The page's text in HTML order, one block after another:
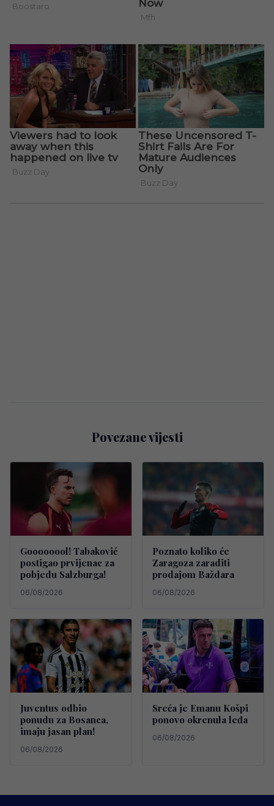
Povezane vijesti
Goooooool! Tabaković
postigao prvijenac za
pobjedu Salzburga!
06/08/2026
Poznato koliko će
Zaragoza zaraditi
prodajom Baždara
06/08/2026
Juventus odbio
ponudu za Bosanca,
imaju jasan plan!
06/08/2026
Sreća je Emanu Košpi
ponovo okrenula leđa
06/08/2026